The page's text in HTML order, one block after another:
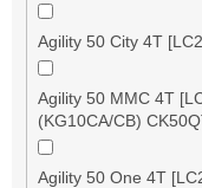
Agility 50 City 4T
Agility 50 MMC 4T
(KG10CA/CB)
Agility 50 One 4T